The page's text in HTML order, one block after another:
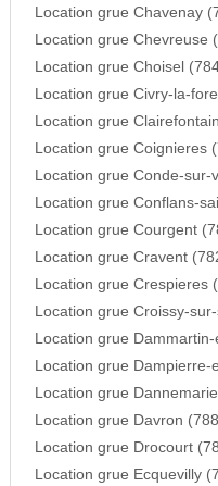
Location grue Chavenay
Location grue Chevreuse
Location grue Choisel
Location grue Civry-la-
Location grue
Location grue Coignieres
Location grue Conde-sur-
Location grue Conflans-
Location grue Courgent
Location grue Cravent
Location grue Crespieres
Location grue Croissy-
Location grue
Location grue Dampierre-
Location grue
Location grue Davron
Location grue Drocourt
Location grue Ecquevilly